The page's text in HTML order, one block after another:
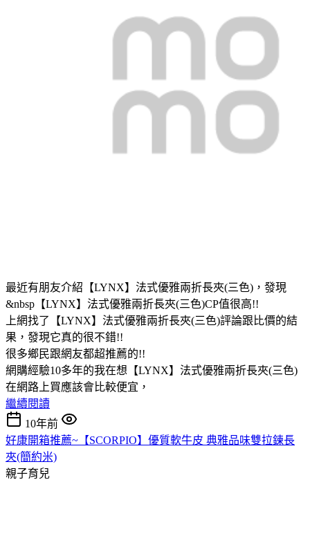
最近有朋友介紹【LYNX】法式優雅兩折長夾(三色)，發現
&nbsp【LYNX】法式優雅兩折長夾(三色)CP值很高!!
上網找了【LYNX】法式優雅兩折長夾(三色)評論跟比價的結
果，發現它真的很不錯!!
很多鄉民跟網友都超推薦的!!
網購經驗10多年的我在想【LYNX】法式優雅兩折長夾(三色)
在網路上買應該會比較便宜，
繼續閱讀
10年前
好康開箱推薦~【SCORPIO】優質軟牛皮 典雅品味雙拉鍊長
夾(簡約米)
親子育兒